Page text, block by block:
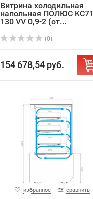
Витрина холодильная
напольная ПОЛЮС
130 VV 0,9-2 (от...
(0)
154 678,54 руб.
избранное сравнить